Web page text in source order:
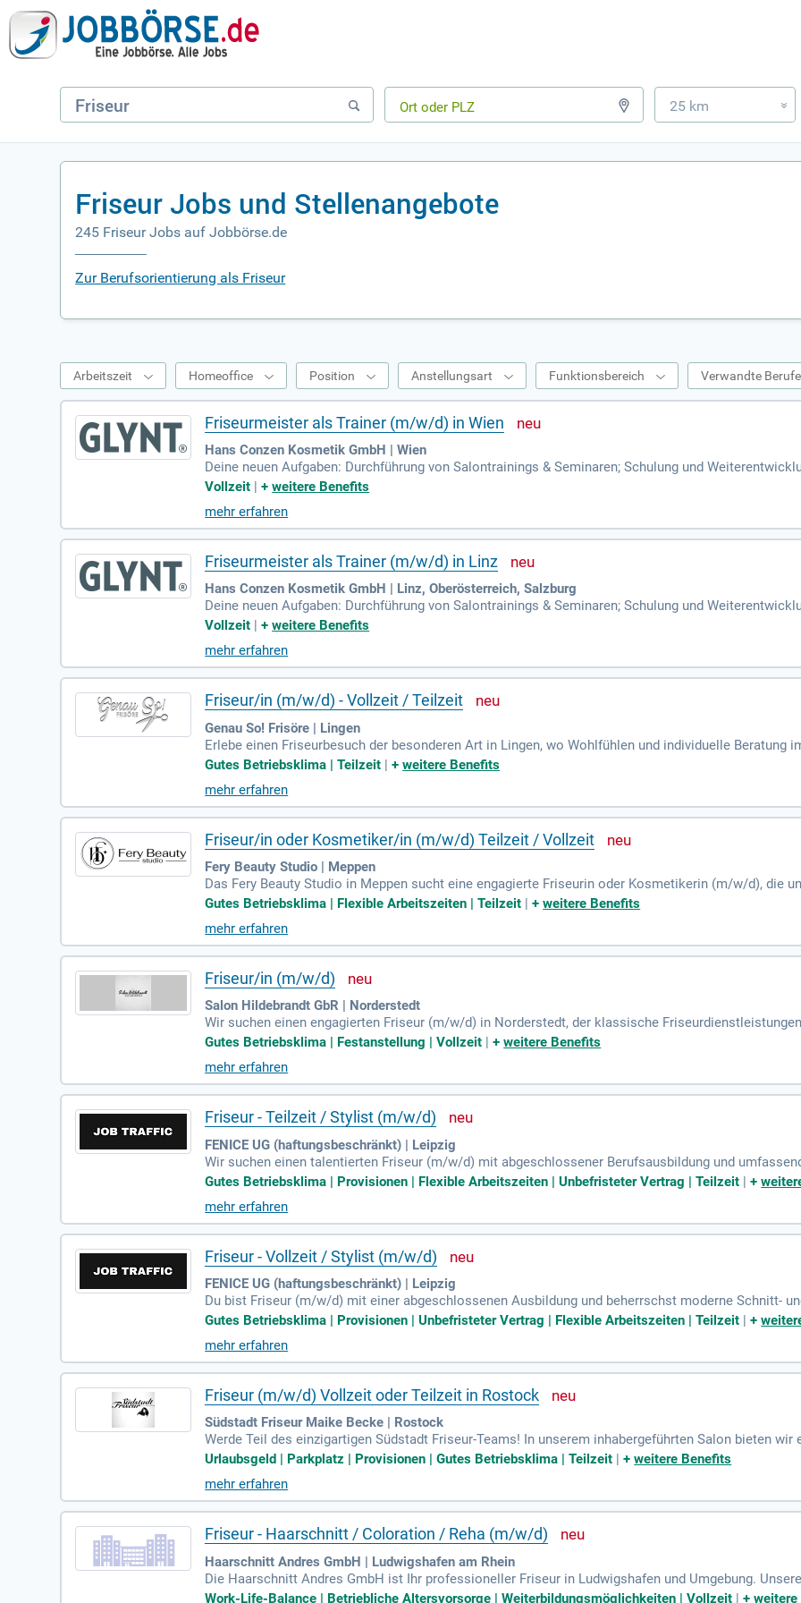
25 km »
Friseur Jobs und Stellenangebote
245 Friseur Jobs auf Jobbörse.de
Zur Berufsorientierung als Friseur
Arbeitszeit Homeoffice Position Anstellungsart Funktionsbereich Verwandte Berufe
Friseurmeister als Trainer (m/w/d) in Wien
Hans Conzen Kosmetik GmbH | Wien
Deine neuen Aufgaben: Durchführung von Salontrainings & Seminaren; Schulung und
fachliche Fragen rund um Hair & Styling.
Vollzeit |+weitere Benefits
mehr erfahren
Friseurmeister als Trainer (m/w/d) in Linz
Hans Conzen Kosmetik GmbH | Linz, Oberösterreich, Salzburg
Deine neuen Aufgaben: Durchführung von Salontrainings & Seminaren; Schulung und
fachliche Fragen rund um Hair & Styling.
Vollzeit |+weitere Benefits
mehr erfahren
Friseur/in (m/w/d) - Vollzeit / Teilzeit
Genau So! Frisöre | Lingen
Erlebe einen Friseurbesuch der besonderen Art in Lingen, wo Wohlfühlen und individuelle Beratung
te Friseure/Friseurinnen, die Teil unseres herzlichen und motivierten Teams werden möchten.
tivität und Teamgeist mit – ideal! Bei Genau So stehen nicht nur die Haare, sondern vor allem die
sere Kundschaft. Werde Teil dieser einzigartigen Erfahrung!
Gutes Betriebsklima | Teilzeit |+weitere Benefits
mehr erfahren
Friseur/in oder Kosmetiker/in (m/w/d) Teilzeit / Vollzeit
Fery Beauty Studio | Meppen
Das Fery Beauty Studio in Meppen sucht eine engagierte Friseurin oder Kosmetikerin (m/w/d), die
Aufgaben gehören innovative Haar- und Stylingservices sowie professionelle kosmetische
beitest im Team, um den Salon stets in Top-Zustand zu halten. Voraussetzung ist eine
ikbranche. Wenn du Leidenschaft für Beauty mitbringst, freuen wir uns auf deine Bewerbung!
Gutes Betriebsklima | Flexible Arbeitszeiten | Teilzeit |+weitere Benefits
mehr erfahren
Friseur/in (m/w/d)
Salon Hildebrandt GbR | Norderstedt
Wir suchen einen engagierten Friseur (m/w/d) in Norderstedt, der klassische
n und Haarverlängerungen. In unserem wertschätzenden Team steht der Zusammenhalt und Spaß
unden. Zudem kümmerst du dich um die individuelle Betreuung und das Wohlbefinden jedes
ams und gestalte mit uns gemeinsam unvergessliche Friseur-Erlebnisse!
Gutes Betriebsklima | Festanstellung | Vollzeit |+weitere Benefits
mehr erfahren
Friseur - Teilzeit / Stylist (m/w/d)
FENICE UG (haftungsbeschränkt) | Leipzig
Wir suchen einen talentierten Friseur (m/w/d) mit abgeschlossener Berufsausbildung und
Colorationstechniken. Dein Sinn für Ästhetik und aktuelle Trends wird geschätzt, ebenso wie deine
sstärke. Teamarbeit und ein hohes Maß an Dienstleistungsbereitschaft sind für dich
sst und strebst danach, dich kontinuierlich weiterzuentwickeln. Fließende Deutschkenntnisse sind
Profitiere von attraktiven Vergütungen, flexiblen Arbeitszeiten in Voll- oder Teilzeit und
Gutes Betriebsklima | Provisionen | Flexible Arbeitszeiten | Unbefristeter Vertrag | Teilzeit |+
mehr erfahren
Friseur - Vollzeit / Stylist (m/w/d)
FENICE UG (haftungsbeschränkt) | Leipzig
Du bist Friseur (m/w/d) mit einer abgeschlossenen Ausbildung und beherrschst moderne Schnitt-
sthetik und Trends hilft dir, überzeugende Ergebnisse zu erzielen. Mit deiner offenen Art und
und zu den Kunden. Qualität und Kreativität sind für dich nicht nur Schlagwörter, sondern Teil
stmöglichkeiten und einem unbefristeten Arbeitsverhältnis in einem hochwertigen Salon. Flexible
iduelle Planung deiner Arbeitszeit in Voll- oder Teilzeit.
Gutes Betriebsklima | Provisionen | Unbefristeter Vertrag | Flexible Arbeitszeiten | Teilzeit |+
mehr erfahren
Friseur (m/w/d) Vollzeit oder Teilzeit in Rostock
Südstadt Friseur Maike Becke | Rostock
Werde Teil des einzigartigen Südstadt Friseur-Teams! In unserem inhabergeführten Salon bieten
onelle Beratung. Als Friseur/in (m/w/d) kannst du kreative Frisurentrends umsetzen und individuelle
Kreativität arbeiten wollen. Genieße ein herzliches Arbeitsumfeld und entwickle dich sowohl
Urlaubsgeld | Parkplatz | Provisionen | Gutes Betriebsklima | Teilzeit |+weitere Benefits
mehr erfahren
Friseur - Haarschnitt / Coloration / Reha (m/w/d)
Haarschnitt Andres GmbH | Ludwigshafen am Rhein
Die Haarschnitt Andres GmbH ist Ihr professioneller Friseur in Ludwigshafen und Umgebung.
le Stylings und typgerechte Colorationen für Damen, Herren und Kinder. Mit unserem geschulten
Work-Life-Balance | Betriebliche Altersvorsorge | Weiterbildungsmöglichkeiten | Vollzeit |+